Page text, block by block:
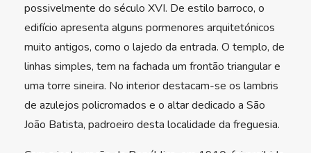
possivelmente do século XVI. De estilo barroco, o
edifício apresenta alguns pormenores arquitetónicos
muito antigos, como o lajedo da entrada. O templo, de
linhas simples, tem na fachada um frontão triangular e
uma torre sineira. No interior destacam-se os lambris
de azulejos policromados e o altar dedicado a São
João Batista, padroeiro desta localidade da freguesia.